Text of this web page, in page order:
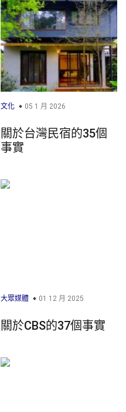
文化 05 1 月 2026
關於台灣民宿的35個
事實
大眾媒體 01 12 月 2025
關於CBS的37個事實